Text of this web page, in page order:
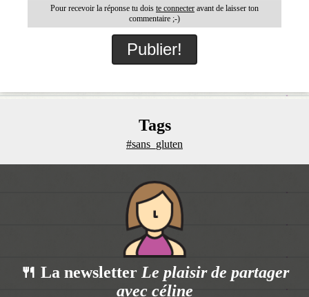
Pour recevoir la réponse tu dois te connecter avant de laisser ton
commentaire ;-)
Tags
#sans_gluten
🍴 La newsletter Le plaisir de partager
avec céline